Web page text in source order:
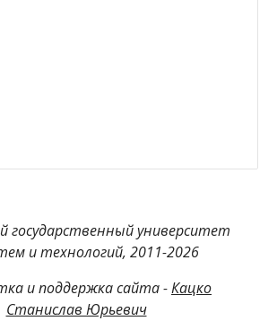
государственный университет
и технологий, 2011-2026
и поддержка сайта -Кацко
Станислав Юрьевич